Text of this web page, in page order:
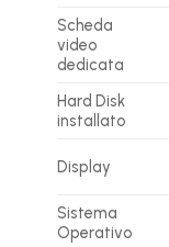
Scheda
video
dedicata
Hard Disk
installato
Display
Sistema
Operativo